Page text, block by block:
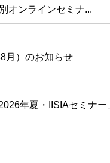
オンラインセミナ...
月）のお知らせ
年夏・IISIAセミナ